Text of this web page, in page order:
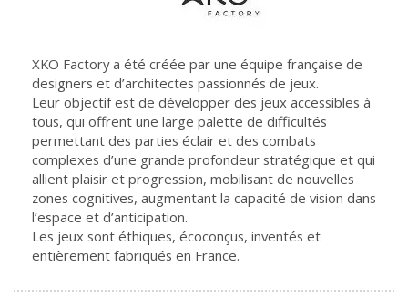
XKO Factory a été créée par une équipe française de
designers et d’architectes passionnés de jeux.
Leur objectif est de développer des jeux accessibles à
tous, qui offrent une large palette de difficultés
permettant des parties éclair et des combats
complexes d’une grande profondeur stratégique et qui
allient plaisir et progression, mobilisant de nouvelles
zones cognitives, augmentant la capacité de vision dans
l’espace et d’anticipation.
Les jeux sont éthiques, écoconçus, inventés et
entièrement fabriqués en France.